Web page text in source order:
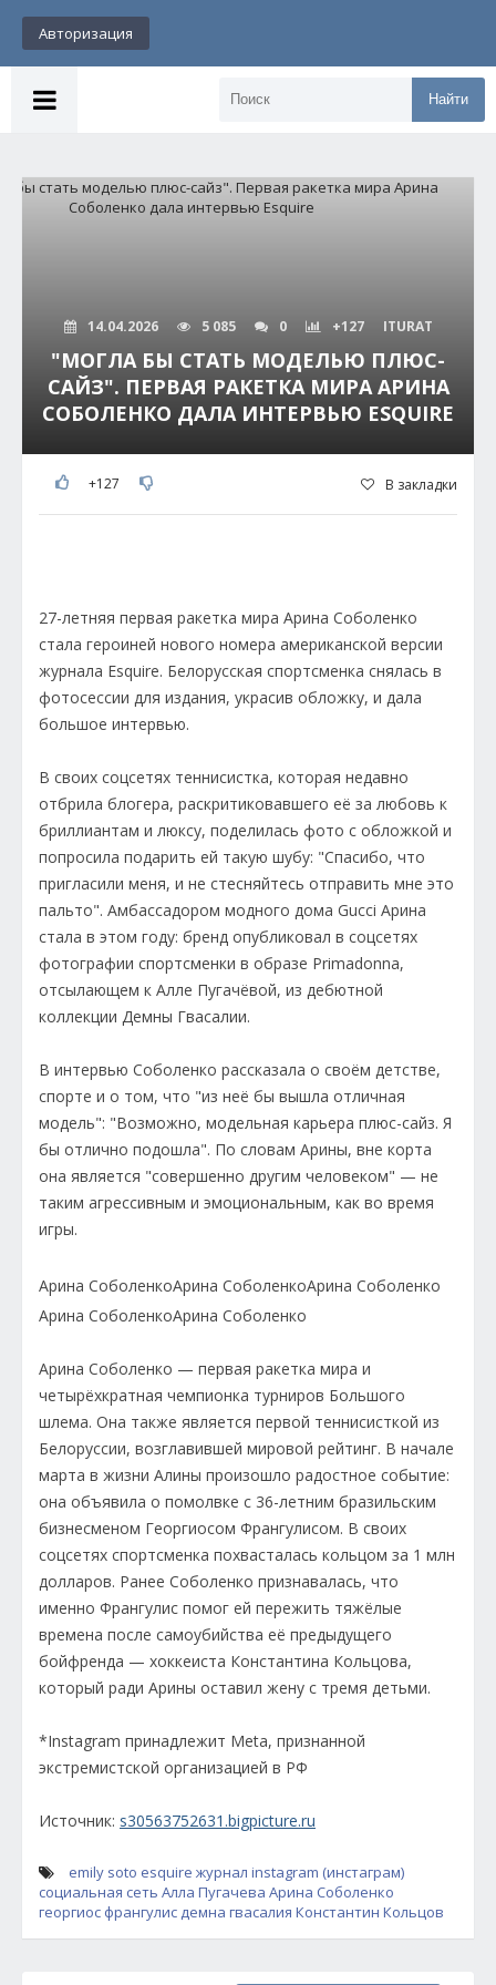
Авторизация
Найти
14.04.2026 5 085 0 +127 ITURAT
"МОГЛА БЫ СТАТЬ МОДЕЛЬЮ ПЛЮС-
САЙЗ". ПЕРВАЯ РАКЕТКА МИРА АРИНА
СОБОЛЕНКО ДАЛА ИНТЕРВЬЮ ESQUIRE
+127 В закладки
27-летняя первая ракетка мира Арина Соболенко
стала героиней нового номера американской версии
журнала Esquire. Белорусская спортсменка снялась в
фотосессии для издания, украсив обложку, и дала
большое интервью.
В своих соцсетях теннисистка, которая недавно
отбрила блогера, раскритиковавшего её за любовь к
бриллиантам и люксу, поделилась фото с обложкой и
попросила подарить ей такую шубу: "Спасибо, что
пригласили меня, и не стесняйтесь отправить мне это
пальто". Амбассадором модного дома Gucci Арина
стала в этом году: бренд опубликовал в соцсетях
фотографии спортсменки в образе Primadonna,
отсылающем к Алле Пугачёвой, из дебютной
коллекции Демны Гвасалии.
В интервью Соболенко рассказала о своём детстве,
спорте и о том, что "из неё бы вышла отличная
модель": "Возможно, модельная карьера плюс-сайз. Я
бы отлично подошла". По словам Арины, вне корта
она является "совершенно другим человеком" — не
таким агрессивным и эмоциональным, как во время
игры.
Арина СоболенкоАрина СоболенкоАрина Соболенко
Арина СоболенкоАрина Соболенко
Арина Соболенко — первая ракетка мира и
четырёхкратная чемпионка турниров Большого
шлема. Она также является первой теннисисткой из
Белоруссии, возглавившей мировой рейтинг. В начале
марта в жизни Алины произошло радостное событие:
она объявила о помолвке с 36-летним бразильским
бизнесменом Георгиосом Франгулисом. В своих
соцсетях спортсменка похвасталась кольцом за 1 млн
долларов. Ранее Соболенко признавалась, что
именно Франгулис помог ей пережить тяжёлые
времена после самоубийства её предыдущего
бойфренда — хоккеиста Константина Кольцова,
который ради Арины оставил жену с тремя детьми.
*Instagram принадлежит Meta, признанной
экстремистской организацией в РФ
Источник: s30563752631.bigpicture.ru
emily soto esquire журнал instagram (инстаграм)
социальная сеть Алла Пугачева Арина Соболенко
георгиос франгулис демна гвасалия Константин Кольцов